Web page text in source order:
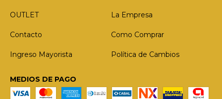
OUTLET La Empresa
Contacto Como Comprar
Ingreso Mayorista Política de Cambios
MEDIOS DE PAGO